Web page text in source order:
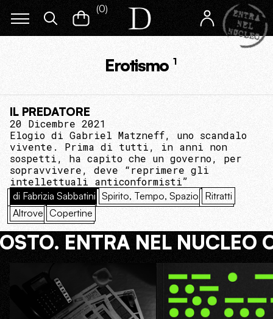
(0)
Erotismo 1
IL PREDATORE
20 Dicembre 2021
Elogio di Gabriel Matzneff, uno scandalo
vivente. Prima di tutti, in anni non
sospetti, ha capito che un governo, per
sopravvivere, deve “reprimere gli
intellettuali anticonformisti”
di Fabrizia Sabbatini Spirito, Tempo, Spazio Ritratti
Altrove Copertine
ENTRA NEL NUCLEO